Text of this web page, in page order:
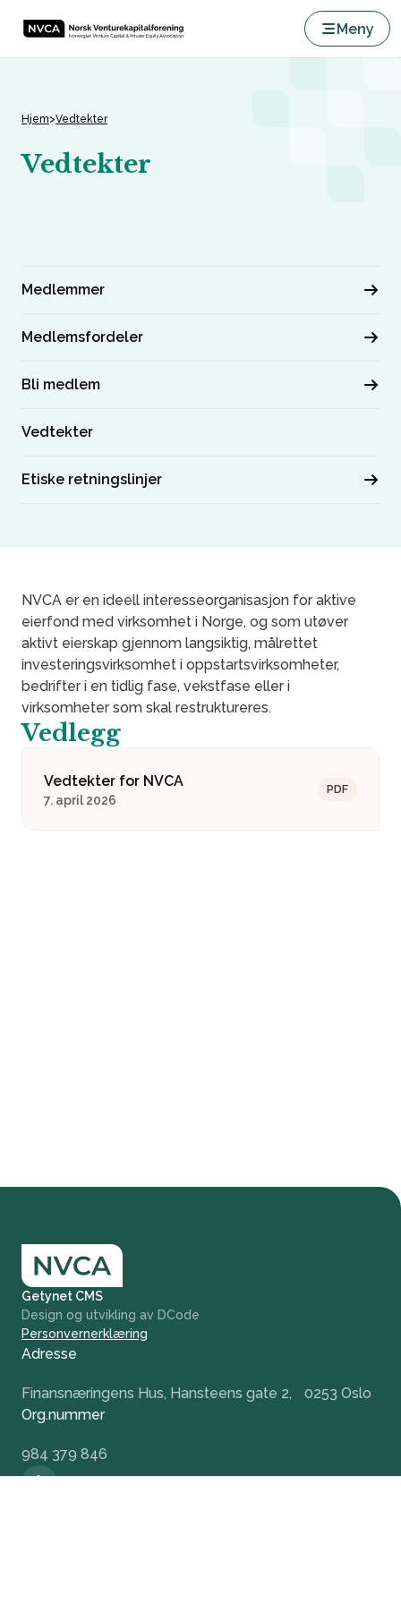
Meny
Hjem>Vedtekter
Vedtekter
Skip to content
Medlemmer
Medlemsfordeler
Bli medlem
Vedtekter
Etiske retningslinjer
NVCA er en ideell interesseorganisasjon for aktive
eierfond med virksomhet i Norge, og som utøver
aktivt eierskap gjennom langsiktig, målrettet
investeringsvirksomhet i oppstartsvirksomheter,
bedrifter i en tidlig fase, vekstfase eller i
virksomheter som skal restruktureres.
Vedlegg
Vedtekter for NVCA
7. april 2026
PDF
Getynet CMS
Design og utvikling av DCode
Personvernerklæring
Adresse
Finansnæringens Hus, Hansteens gate 2, 0253 Oslo
Org.nummer
984 379 846